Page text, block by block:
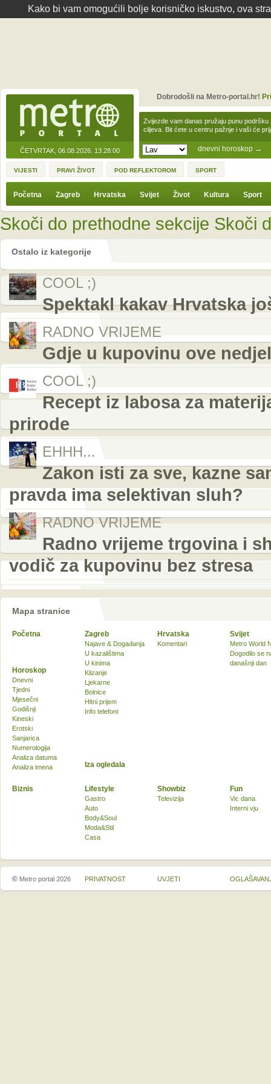
Kako bi vam omogućili bolje korisničko iskustvo, ova
ČETVRTAK, 06.08.2026. 13:28:00 dnevni horoskop →
Zvijezde vam danas pružaju punu
ciljeva. Bit ćete u centru pažnje i vaši će
Dobrodošli na Metro-portal.hr!
VIJESTI PRAVI ŽIVOT POD REFLEKTOROM SPORT
Početna Zagreb Hrvatska Svijet Život Kultura Sport
Skoči do prethodne sekcije Skoči
Ostalo iz kategorije
COOL ;)
Spektakl kakav Hrvatska
RADNO VRIJEME
Gdje u kupovinu ove
COOL ;)
Recept iz labosa za
prirode
EHHH...
Zakon isti za sve, kazne
pravda ima selektivan sluh?
RADNO VRIJEME
Radno vrijeme trgovina i
vodič za kupovinu bez stresa
Mapa stranice
Početna Zagreb
Najave & Događanja
U kazalištima
U kinima
Klizanje
Ljekarne
Bolnice
Hitni prijem
Info telefoni
Hrvatska
Komentari
Svijet
Metro World
Dogodilo se
današnji dan
Biznis Lifestyle
Gastro
Auto
Body&Soul
Moda&Stil
Casa
Showbiz
Televizija
Fun
Vic dana
Interni vju
Horoskop
Dnevni
Tjedni
Mjesečni
Godišnji
Kineski
Erotski
Sanjarica
Numerologija
Analiza datuma
Analiza imena
Iza ogledala
© Metro portal 2026 PRIVATNOST UVJETI